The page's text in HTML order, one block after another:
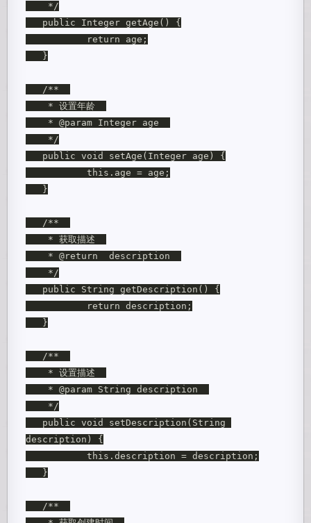
           this.age = age;
description) {
           this.description = description;